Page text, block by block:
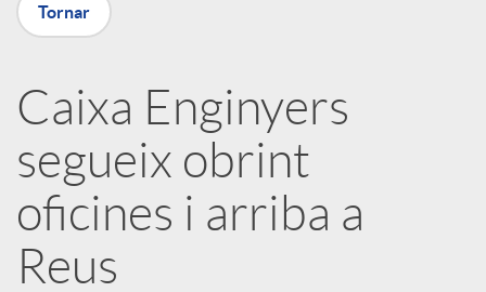
X
a
r
x
Tornar
Caixa Enginyers
segueix obrint
oficines i arriba a
Reus